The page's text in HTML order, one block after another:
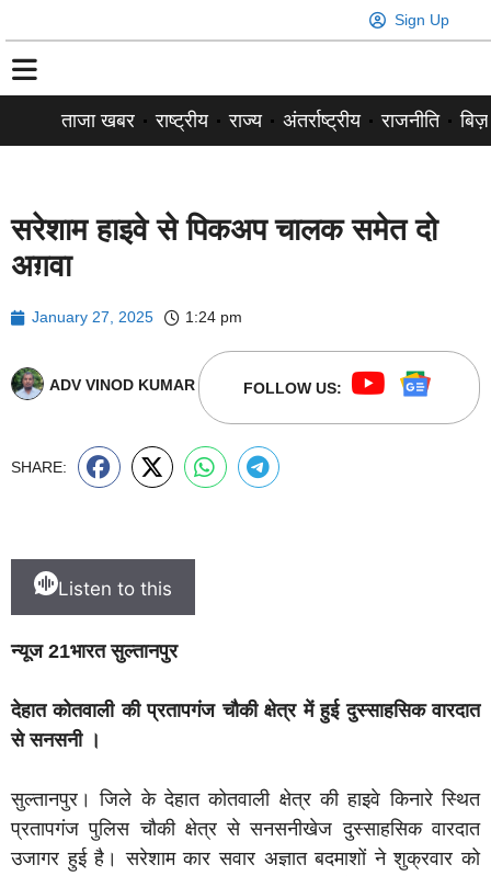
Sign Up
ताजा खबर राष्ट्रीय राज्य अंतर्राष्ट्रीय राजनीति
सरेशाम हाइवे से पिकअप चालक समेत दो
अग़वा
January 27, 2025 1:24 pm
ADV VINOD KUMAR FOLLOW US:
SHARE:
Listen to this
न्यूज 21भारत सुल्तानपुर
देहात कोतवाली की प्रतापगंज चौकी क्षेत्र में हुई दुस्साहसिक वारदात
से सनसनी ।
सुल्तानपुर। जिले के देहात कोतवाली क्षेत्र की हाइवे किनारे स्थित
प्रतापगंज पुलिस चौकी क्षेत्र से सनसनीखेज दुस्साहसिक वारदात
उजागर हुई है। सरेशाम कार सवार अज्ञात बदमाशों ने शुक्रवार को